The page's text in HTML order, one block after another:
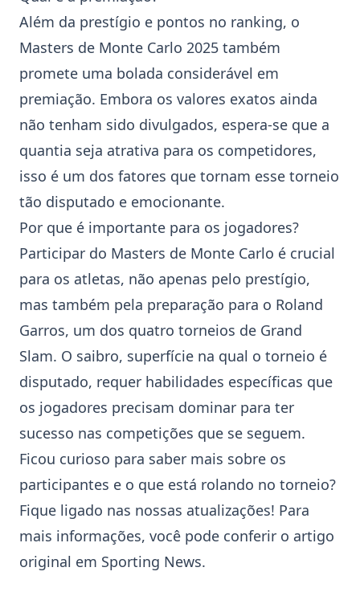
Além da prestígio e pontos no ranking, o
Masters de Monte Carlo 2025 também
promete uma bolada considerável em
premiação. Embora os valores exatos ainda
não tenham sido divulgados, espera-se que a
quantia seja atrativa para os competidores,
isso é um dos fatores que tornam esse torneio
tão disputado e emocionante.
Por que é importante para os jogadores?
Participar do Masters de Monte Carlo é crucial
para os atletas, não apenas pelo prestígio,
mas também pela preparação para o Roland
Garros, um dos quatro torneios de Grand
Slam. O saibro, superfície na qual o torneio é
disputado, requer habilidades específicas que
os jogadores precisam dominar para ter
sucesso nas competições que se seguem.
Ficou curioso para saber mais sobre os
participantes e o que está rolando no torneio?
Fique ligado nas nossas atualizações! Para
mais informações, você pode conferir o artigo
original em Sporting News.